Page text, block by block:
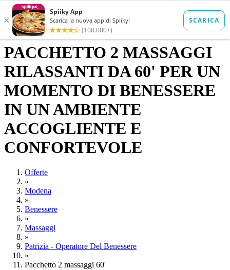
PACCHETTO 2 MASSAGGI
RILASSANTI DA 60' PER UN
MOMENTO DI BENESSERE
IN UN AMBIENTE
ACCOGLIENTE E
CONFORTEVOLE
Offerte
»
Modena
»
Benessere
»
Massaggi
»
Patrizia - Operatore Del Benessere
»
Pacchetto 2 massaggi 60'